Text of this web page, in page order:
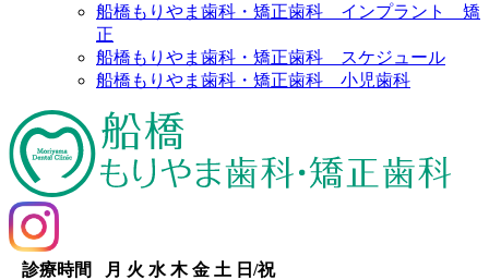
船橋もりやま歯科・矯正歯科 インプラント 矯
正
船橋もりやま歯科・矯正歯科 スケジュール
船橋もりやま歯科・矯正歯科 小児歯科
診療時間 月 火 水 木 金 土 日/祝